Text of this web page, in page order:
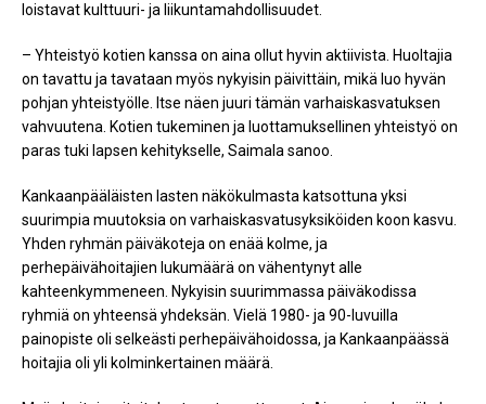
loistavat kulttuuri- ja liikuntamahdollisuudet.
– Yhteistyö kotien kanssa on aina ollut hyvin aktiivista. Huoltajia
on tavattu ja tavataan myös nykyisin päivittäin, mikä luo hyvän
pohjan yhteistyölle. Itse näen juuri tämän varhaiskasvatuksen
vahvuutena. Kotien tukeminen ja luottamuksellinen yhteistyö on
paras tuki lapsen kehitykselle, Saimala sanoo.
Kankaanpääläisten lasten näkökulmasta katsottuna yksi
suurimpia muutoksia on varhaiskasvatusyksiköiden koon kasvu.
Yhden ryhmän päiväkoteja on enää kolme, ja
perhepäivähoitajien lukumäärä on vähentynyt alle
kahteenkymmeneen. Nykyisin suurimmassa päiväkodissa
ryhmiä on yhteensä yhdeksän. Vielä 1980- ja 90-luvuilla
painopiste oli selkeästi perhepäivähoidossa, ja Kankaanpäässä
hoitajia oli yli kolminkertainen määrä.